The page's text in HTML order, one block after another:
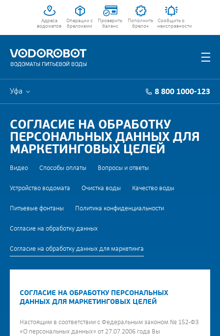
Адреса
водоматов
Операции с
брелоками
Проверить
баланс
Пополнить
брелок
Сообщить о
неисправности
Уфа 8 800 1000-123
СОГЛАСИЕ НА ОБРАБОТКУ
ПЕРСОНАЛЬНЫХ ДАННЫХ ДЛЯ
МАРКЕТИНГОВЫХ ЦЕЛЕЙ
Видео Способы оплаты Вопросы и ответы
Устройство водомата Очистка воды Качество воды
Питьевые фонтаны Политика конфиденциальности
Согласие на обработку данных
Согласие на обработку данных для маркетинга
СОГЛАСИЕ НА ОБРАБОТКУ ПЕРСОНАЛЬНЫХ
ДАННЫХ ДЛЯ МАРКЕТИНГОВЫХ ЦЕЛЕЙ
Настоящим в соответствии с Федеральным законом № 152-ФЗ
«О персональных данных» от 27.07.2006 года Вы